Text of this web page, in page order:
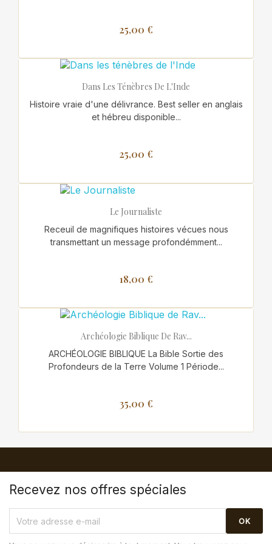
25,00 €
Dans Les Ténèbres De L'Inde
Histoire vraie d'une délivrance. Best seller en anglais
et hébreu disponible...
25,00 €
Le Journaliste
Receuil de magnifiques histoires vécues nous
transmettant un message profondémment...
18,00 €
Archéologie Biblique De Rav...
ARCHÉOLOGIE BIBLIQUE La Bible Sortie des
Profondeurs de la Terre Volume 1 Période...
35,00 €
Recevez nos offres spéciales